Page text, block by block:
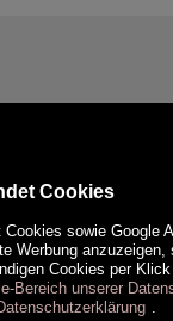
Cookies
Cookies sowie
Werbung
Cookies per
Bereich unserer